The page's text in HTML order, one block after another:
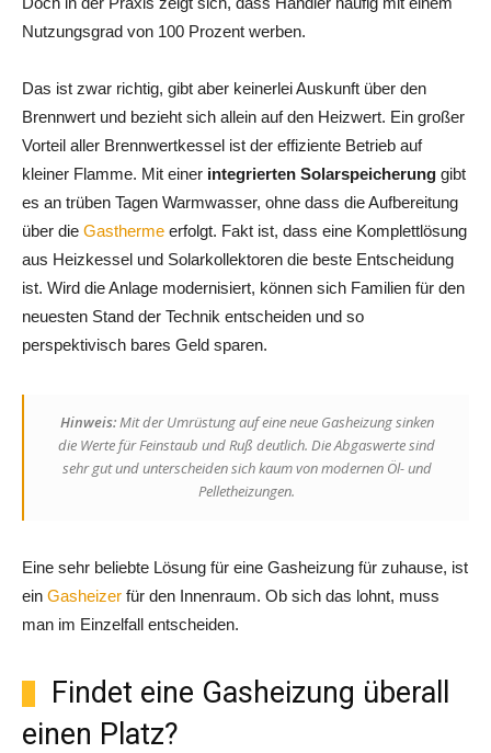
Nutzungsgrad von 100 Prozent werben.
Das ist zwar richtig, gibt aber keinerlei Auskunft über den
Brennwert und bezieht sich allein auf den Heizwert. Ein großer
Vorteil aller Brennwertkessel ist der effiziente Betrieb auf
kleiner Flamme. Mit einer integrierten Solarspeicherung gibt
es an trüben Tagen Warmwasser, ohne dass die Aufbereitung
über die Gastherme erfolgt. Fakt ist, dass eine Komplettlösung
aus Heizkessel und Solarkollektoren die beste Entscheidung
ist. Wird die Anlage modernisiert, können sich Familien für den
neuesten Stand der Technik entscheiden und so
perspektivisch bares Geld sparen.
Hinweis:Mit der Umrüstung auf eine neue Gasheizung sinken
die Werte für Feinstaub und Ruß deutlich. Die Abgaswerte sind
sehr gut und unterscheiden sich kaum von modernen Öl- und
Pelletheizungen.
Eine sehr beliebte Lösung für eine Gasheizung für zuhause, ist
ein Gasheizer für den Innenraum. Ob sich das lohnt, muss
man im Einzelfall entscheiden.
Findet eine Gasheizung überall
einen Platz?